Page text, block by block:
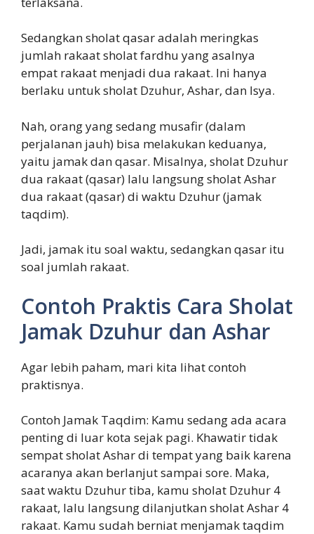
Sedangkan sholat qasar adalah meringkas
jumlah rakaat sholat fardhu yang asalnya
empat rakaat menjadi dua rakaat. Ini hanya
berlaku untuk sholat Dzuhur, Ashar, dan Isya.
Nah, orang yang sedang musafir (dalam
perjalanan jauh) bisa melakukan keduanya,
yaitu jamak dan qasar. Misalnya, sholat Dzuhur
dua rakaat (qasar) lalu langsung sholat Ashar
dua rakaat (qasar) di waktu Dzuhur (jamak
taqdim).
Jadi, jamak itu soal waktu, sedangkan qasar itu
soal jumlah rakaat.
Contoh Praktis Cara Sholat
Jamak Dzuhur dan Ashar
Agar lebih paham, mari kita lihat contoh
praktisnya.
Contoh Jamak Taqdim: Kamu sedang ada acara
penting di luar kota sejak pagi. Khawatir tidak
sempat sholat Ashar di tempat yang baik karena
acaranya akan berlanjut sampai sore. Maka,
saat waktu Dzuhur tiba, kamu sholat Dzuhur 4
rakaat, lalu langsung dilanjutkan sholat Ashar 4
rakaat. Kamu sudah berniat menjamak taqdim